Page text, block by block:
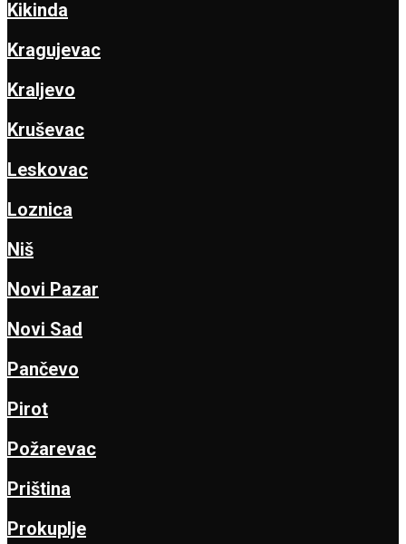
Kikinda
Kragujevac
Kraljevo
Kruševac
Leskovac
Loznica
Niš
Novi Pazar
Novi Sad
Pančevo
Pirot
Požarevac
Priština
Prokuplje